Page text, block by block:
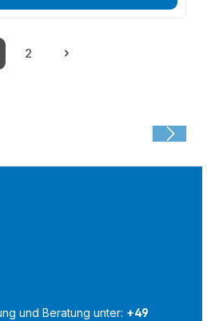
Seite
2
und Beratung unter: +49